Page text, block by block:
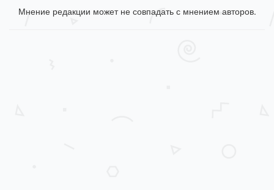
Мнение редакции может не совпадать с мнением авторов.